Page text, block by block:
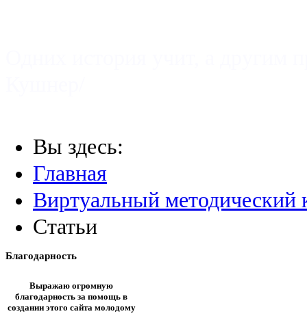
Вы здесь:
Главная
Виртуальный методический
Статьи
Благодарность
Выражаю огромную
благодарность за помощь в
создании этого сайта молодому